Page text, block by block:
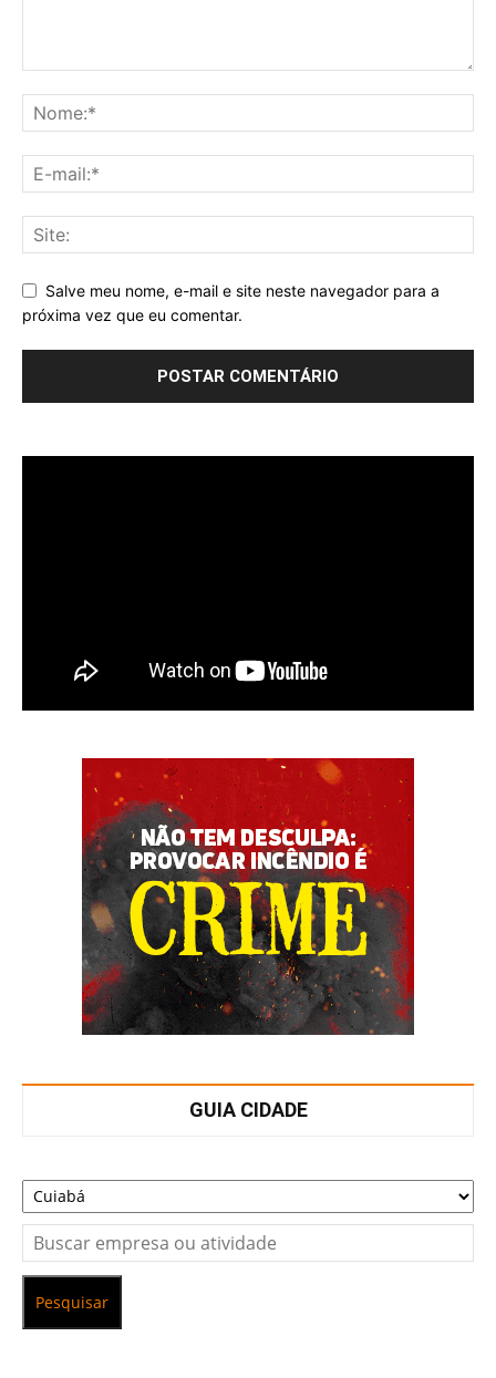
Salve meu nome, e-mail e site neste navegador para a
próxima vez que eu comentar.
GUIA CIDADE
Pesquisar